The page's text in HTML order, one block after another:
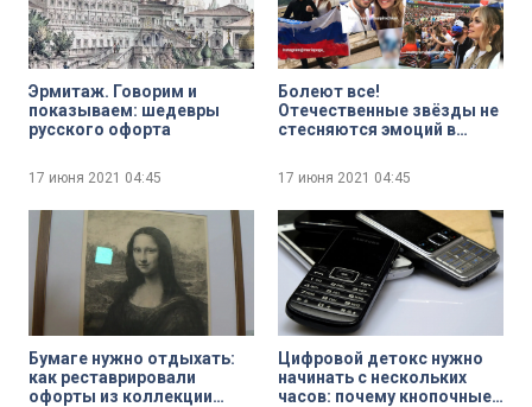
Эрмитаж. Говорим и
показываем: шедевры
русского офорта
17 июня 2021 04:45
Болеют все!
Отечественные звёзды не
стесняются эмоций в
17 июня 2021 04:45
Бумаге нужно отдыхать:
как реставрировали
офорты из коллекции
Цифровой детокс нужно
начинать с нескольких
часов: почему кнопочные